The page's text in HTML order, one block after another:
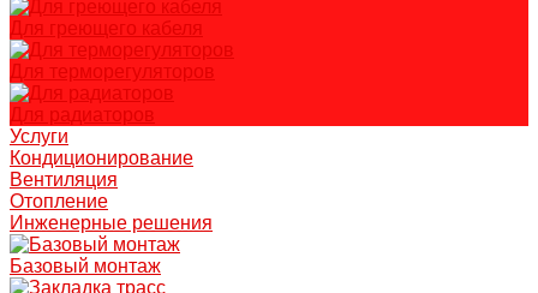
Для греющего кабеля
Для терморегуляторов
Для радиаторов
Услуги
Кондиционирование
Вентиляция
Отопление
Инженерные решения
Базовый монтаж